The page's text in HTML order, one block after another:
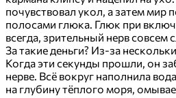
почувствовал укол, а затем
полосами глюка. Глюк при
всегда, зрительный нерв совсем
За такие деньги? Из-за
Когда эти секунды прошли, он
нерве. Всё вокруг наполнила
на глубину тёплого моря,